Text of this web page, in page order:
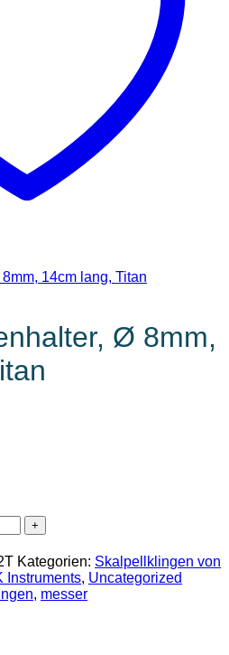
Ø 8mm,
Kategorien: Skalpellklingen von
Instruments, Uncategorized
, messer